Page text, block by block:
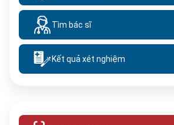
Tìm bác sĩ
Kết quả xét nghiệm